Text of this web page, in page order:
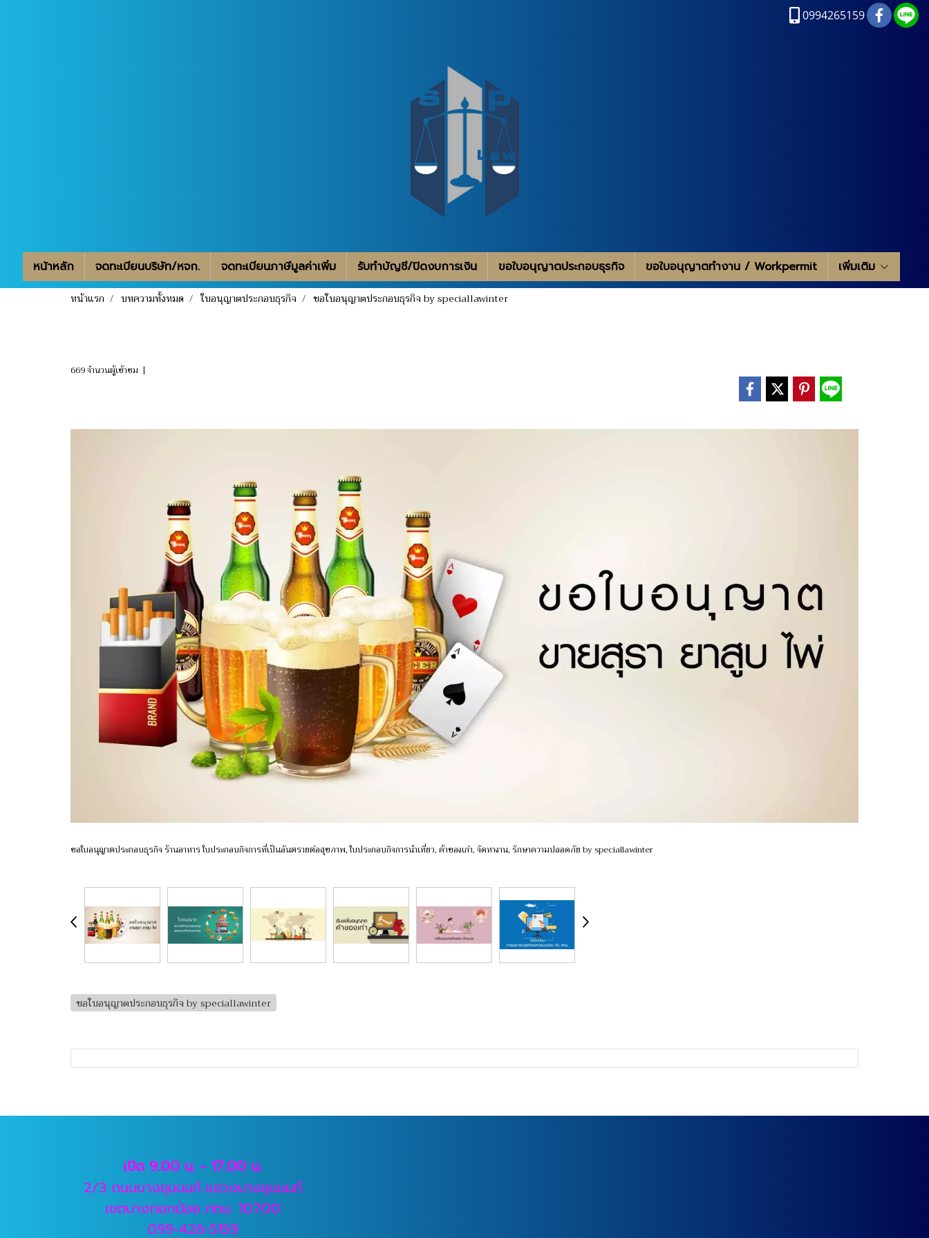
0994265159
หน้าหลัก จดทะเบียนบริษัท/หจก. จดทะเบียนภาษีมูลค่าเพิ่ม รับทำบัญชี/ปิดงบการเงิน ขอใบอนุญาตประกอบธุรกิจ ขอใบอนุญาตทำงาน / Workpermit
เพิ่มเติม
หน้าแรก
บทความทั้งหมด ใบอนุญาตประกอบธุรกิจ ขอใบอนุญาตประกอบธุรกิจ by speciallawinter
669 จำนวนผู้เข้าชม |
ขอใบอนุญาตประกอบธุรกิจ ร้านอาหาร ใบประกอบกิจการที่เป็นอันตรายต่อสุขภาพ, ใบประกอบกิจการนำเที่ยว, ค้าของเก่า, จัดหางาน, รักษาความปลอดภัย by speciallawinter
ขอใบอนุญาตประกอบธุรกิจ by speciallawinter
เปิด 9.00 น. - 17.00 น.
2/3 ถนนบางขุนนนท์ แขวงบางขุนนนท์
เขตบางกอกน้อย กทม. 10700
099-426-5159